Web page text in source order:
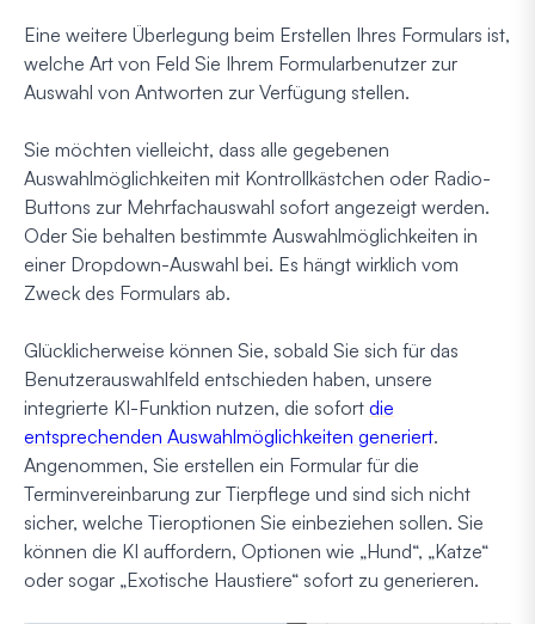
Eine weitere Überlegung beim Erstellen Ihres Formulars ist,
welche Art von Feld Sie Ihrem Formularbenutzer zur
Auswahl von Antworten zur Verfügung stellen.
Sie möchten vielleicht, dass alle gegebenen
Auswahlmöglichkeiten mit Kontrollkästchen oder Radio-
Buttons zur Mehrfachauswahl sofort angezeigt werden.
Oder Sie behalten bestimmte Auswahlmöglichkeiten in
einer Dropdown-Auswahl bei. Es hängt wirklich vom
Zweck des Formulars ab.
Glücklicherweise können Sie, sobald Sie sich für das
Benutzerauswahlfeld entschieden haben, unsere
integrierte KI-Funktion nutzen, die sofort die
entsprechenden Auswahlmöglichkeiten generiert.
Angenommen, Sie erstellen ein Formular für die
Terminvereinbarung zur Tierpflege und sind sich nicht
sicher, welche Tieroptionen Sie einbeziehen sollen. Sie
können die KI auffordern, Optionen wie „Hund“, „Katze“
oder sogar „Exotische Haustiere“ sofort zu generieren.